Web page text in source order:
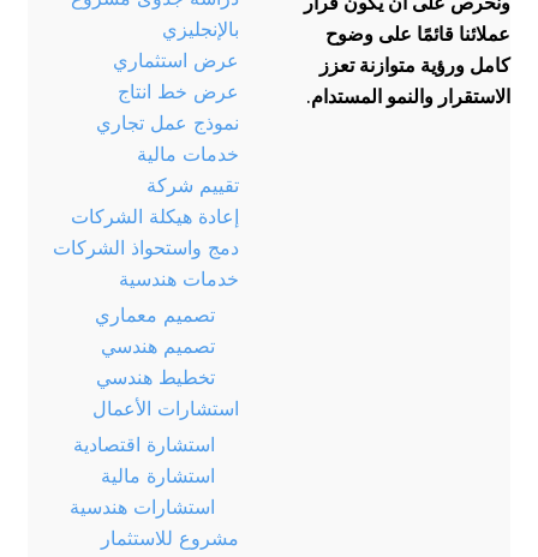
عملائنا قائمًا على وضوح
كامل ورؤية متوازنة تعزز
الاستقرار والنمو المستدام.
بالإنجليزي
عرض استثماري
عرض خط انتاج
نموذج عمل تجاري
خدمات مالية
تقييم شركة
إعادة هيكلة الشركات
دمج واستحواذ الشركات
خدمات هندسية
تصميم معماري
تصميم هندسي
تخطيط هندسي
استشارات الأعمال
استشارة اقتصادية
استشارة مالية
استشارات هندسية
مشروع للاستثمار